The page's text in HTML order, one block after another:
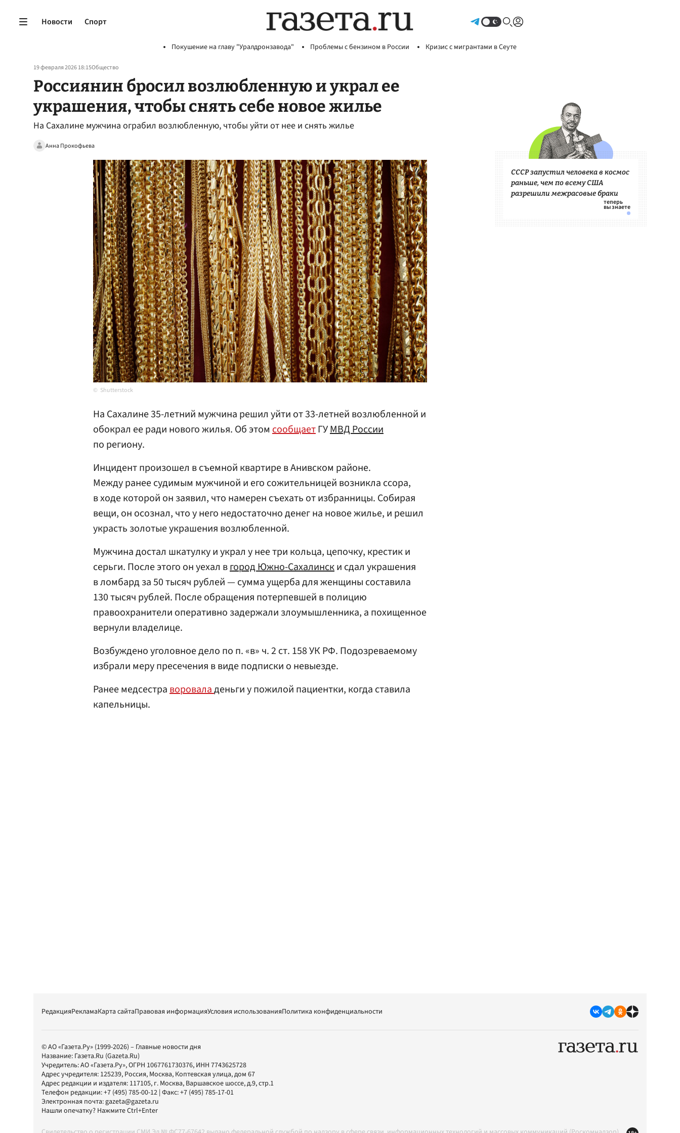
Новости Спорт
Покушение на главу "Уралдронзавода" Проблемы с бензином в России Кризис с мигрантами в Сеуте
19 февраля 2026 18:15Общество
Россиянин бросил возлюбленную и украл ее
украшения, чтобы снять себе новое жилье
На Сахалине мужчина ограбил возлюбленную, чтобы уйти от нее и снять жилье
Анна Прокофьева
Shutterstock
На Сахалине 35-летний мужчина решил уйти от 33-летней возлюбленной и
обокрал ее ради нового жилья. Об этом сообщаетГУМВД России
по региону.
Инцидент произошел в съемной квартире в Анивском районе.
Между ранее судимым мужчиной и его сожительницей возникла ссора,
в ходе которой он заявил, что намерен съехать от избранницы. Собирая
вещи, он осознал, что у него недостаточно денег на новое жилье, и решил
украсть золотые украшения возлюбленной.
Мужчина достал шкатулку и украл у нее три кольца, цепочку, крестик и
серьги. После этого он уехал вгород Южно-Сахалински сдал украшения
в ломбард за 50 тысяч рублей — сумма ущерба для женщины составила
130 тысяч рублей. После обращения потерпевшей в полицию
правоохранители оперативно задержали злоумышленника, а похищенное
вернули владелице.
Возбуждено уголовное дело по п. «в» ч. 2 ст. 158 УК РФ. Подозреваемому
избрали меру пресечения в виде подписки о невыезде.
Ранее медсестравороваладеньги у пожилой пациентки, когда ставила
капельницы.
СССР запустил человека в космос
раньше, чем по всему США
разрешили межрасовые браки
РедакцияРекламаКарта сайтаПравовая информацияУсловия использованияПолитика конфиденциальности
© АО «Газета.Ру» (1999-2026) – Главные новости дня
Название: Газета.Ru (Gazeta.Ru)
Учредитель:АО «Газета.Ру», ОГРН 1067761730376, ИНН 7743625728
Адрес учредителя: 125239, Россия, Москва, Коптевская улица, дом 67
Адрес редакции и издателя: 117105, г. Москва, Варшавское шоссе, д.9, стр.1
Телефон редакции:+7 (495) 785-00-12 | Факс:+7 (495) 785-17-01
Электронная почта:gazeta@gazeta.ru
Нашли опечатку? Нажмите Ctrl+Enter